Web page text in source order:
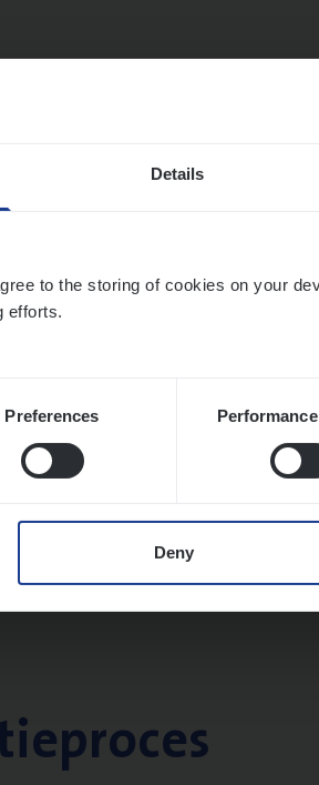
Details
to the storing of cookies on your
efforts.
Preferences
Deny